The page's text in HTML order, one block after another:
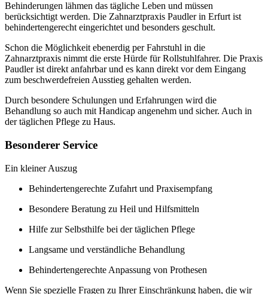
Behinderungen lähmen das tägliche Leben und müssen
berücksichtigt werden. Die Zahnarztpraxis Paudler in Erfurt ist
behindertengerecht eingerichtet und besonders geschult.
Schon die Möglichkeit ebenerdig per Fahrstuhl in die
Zahnarztpraxis nimmt die erste Hürde für Rollstuhlfahrer. Die Praxis
Paudler ist direkt anfahrbar und es kann direkt vor dem Eingang
zum beschwerdefreien Ausstieg gehalten werden.
Durch besondere Schulungen und Erfahrungen wird die
Behandlung so auch mit Handicap angenehm und sicher. Auch in
der täglichen Pflege zu Haus.
Besonderer Service
Ein kleiner Auszug
Behindertengerechte Zufahrt und Praxisempfang
Besondere Beratung zu Heil und Hilfsmitteln
Hilfe zur Selbsthilfe bei der täglichen Pflege
Langsame und verständliche Behandlung
Behindertengerechte Anpassung von Prothesen
Wenn Sie spezielle Fragen zu Ihrer Einschränkung haben, die wir